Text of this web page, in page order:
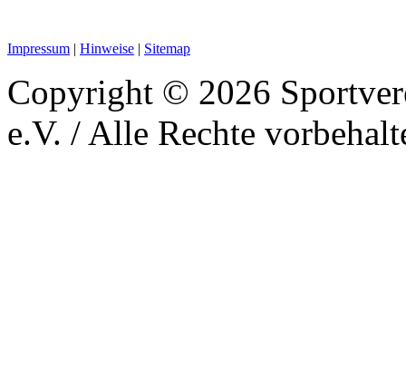
Impressum | Hinweise | Sitemap
Copyright © 2026
e.V. / Alle Rechte